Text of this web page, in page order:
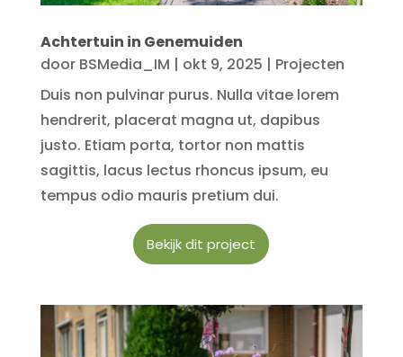
Achtertuin in Genemuiden
door BSMedia_IM | okt 9, 2025 | Projecten
Duis non pulvinar purus. Nulla vitae lorem
hendrerit, placerat magna ut, dapibus
justo. Etiam porta, tortor non mattis
sagittis, lacus lectus rhoncus ipsum, eu
tempus odio mauris pretium dui.
Bekijk dit project